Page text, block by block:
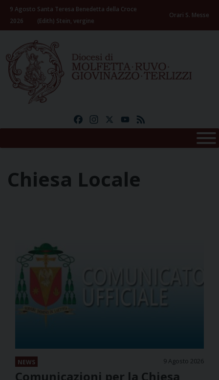
Skip
content
9 Agosto
2026
Santa Teresa Benedetta della Croce
(Edith) Stein, vergine
Orari S. Messe
FacebookInstagramYouTube
Chiesa Locale
NEWS 9 Agosto 2026
Comunicazioni per la Chiesa